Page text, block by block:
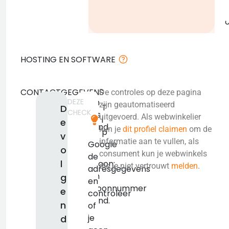
HOSTING EN SOFTWARE
CONTACTGEGEVENS
D
e
v
o
l
g
e
n
d
Geen
adres
bekend.
KVK:
false
Telefoon:
Geen
telefoonnummer
bekend.
T
i
p
Google
de
adresgegevens
en
controleer
of
je
DEZE
CHECK
De controles op deze pagina
zijn geautomatiseerd
uitgevoerd. Als webwinkelier
kun je dit profiel claimen om de
informatie aan te vullen, als
consument kun je webwinkels
die je niet vertrouwt melden.